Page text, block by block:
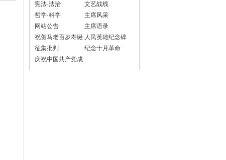
宪法·法治
文艺战线
哲学·科学
主席风采
网站公告
主席语录
祝贺马老百岁寿诞 人民英雄纪念碑
征集批判
纪念十月革命
庆祝中国共产党成
立100周年